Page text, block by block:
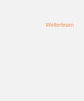
Weiterlesen